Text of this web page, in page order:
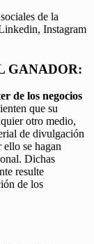
de la
Instagram
GANADOR:
de los negocios
que su
otro medio,
de divulgación
ello se hagan
Dichas
resulte
de los